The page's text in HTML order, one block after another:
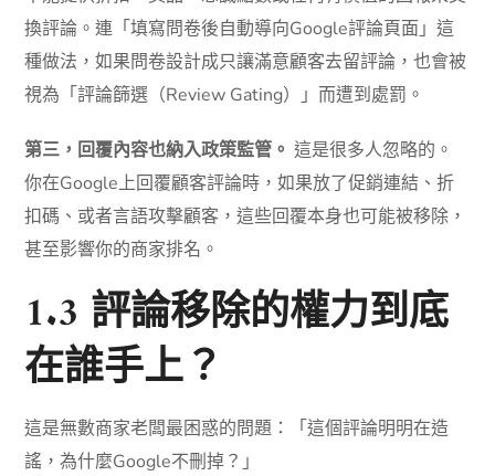
換評論。連「填寫問卷後自動導向Google評論頁面」這
種做法，如果問卷設計成只讓滿意顧客去留評論，也會被
視為「評論篩選（Review Gating）」而遭到處罰。
第三，回覆內容也納入政策監管。 這是很多人忽略的。
你在Google上回覆顧客評論時，如果放了促銷連結、折
扣碼、或者言語攻擊顧客，這些回覆本身也可能被移除，
甚至影響你的商家排名。
1.3 評論移除的權力到底
在誰手上？
這是無數商家老闆最困惑的問題：「這個評論明明在造
謠，為什麼Google不刪掉？」